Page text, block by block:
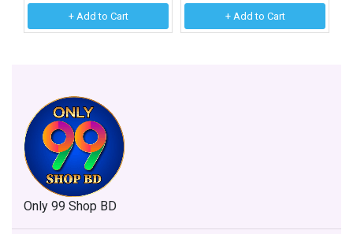
+ Add to Cart + Add to Cart
Only 99 Shop BD